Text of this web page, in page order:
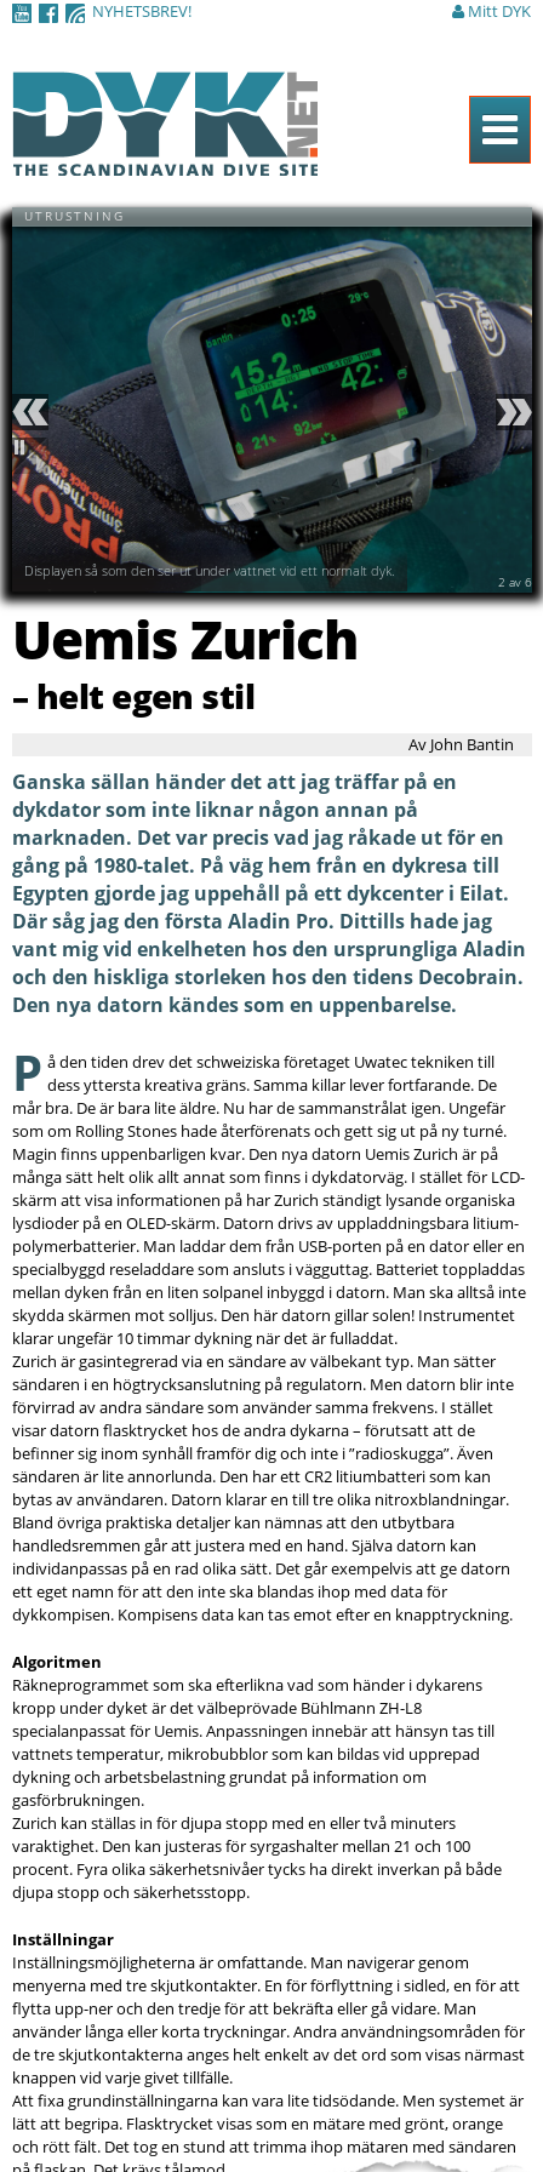
NYHETSBREV! Mitt DYK
Hem
Tidningen
DYK Guiden
Shop
Kontakt
Sök
UTRUSTNING
Displayen så som den ser ut under vattnet vid ett normalt dyk.
Föregående
Pausa
Nästa
2 av 6
Uemis Zurich
– helt egen stil
Av John Bantin
Ganska sällan händer det att jag träffar på en
dykdator som inte liknar någon annan på
marknaden. Det var precis vad jag råkade ut för en
gång på 1980-talet. På väg hem från en dykresa till
Egypten gjorde jag uppehåll på ett dykcenter i Eilat.
Där såg jag den första Aladin Pro. Dittills hade jag
vant mig vid enkelheten hos den ursprungliga Aladin
och den hiskliga storleken hos den tidens Decobrain.
Den nya datorn kändes som en uppenbarelse.
P å den tiden drev det schweiziska företaget Uwatec tekniken till
dess yttersta kreativa gräns. Samma killar lever fortfarande. De
mår bra. De är bara lite äldre. Nu har de sammanstrålat igen. Ungefär
som om Rolling Stones hade återförenats och gett sig ut på ny turné.
Magin finns uppenbarligen kvar. Den nya datorn Uemis Zurich är på
många sätt helt olik allt annat som finns i dykdatorväg. I stället för LCD-
skärm att visa informationen på har Zurich ständigt lysande organiska
lysdioder på en OLED-skärm. Datorn drivs av uppladdningsbara litium-
polymerbatterier. Man laddar dem från USB-porten på en dator eller en
specialbyggd reseladdare som ansluts i vägguttag. Batteriet toppladdas
mellan dyken från en liten solpanel inbyggd i datorn. Man ska alltså inte
skydda skärmen mot solljus. Den här datorn gillar solen! Instrumentet
klarar ungefär 10 timmar dykning när det är fulladdat.
Zurich är gasintegrerad via en sändare av välbekant typ. Man sätter
sändaren i en högtrycksanslutning på regulatorn. Men datorn blir inte
förvirrad av andra sändare som använder samma frekvens. I stället
visar datorn flasktrycket hos de andra dykarna – förutsatt att de
befinner sig inom synhåll framför dig och inte i ”radioskugga”. Även
sändaren är lite annorlunda. Den har ett CR2 litiumbatteri som kan
bytas av användaren. Datorn klarar en till tre olika nitroxblandningar.
Bland övriga praktiska detaljer kan nämnas att den utbytbara
handledsremmen går att justera med en hand. Själva datorn kan
individanpassas på en rad olika sätt. Det går exempelvis att ge datorn
ett eget namn för att den inte ska blandas ihop med data för
dykkompisen. Kompisens data kan tas emot efter en knapptryckning.
Algoritmen
Räkneprogrammet som ska efterlikna vad som händer i dykarens
kropp under dyket är det välbeprövade Bühlmann ZH-L8
specialanpassat för Uemis. Anpassningen innebär att hänsyn tas till
vattnets temperatur, mikrobubblor som kan bildas vid upprepad
dykning och arbetsbelastning grundat på information om
gasförbrukningen.
Zurich kan ställas in för djupa stopp med en eller två minuters
varaktighet. Den kan justeras för syrgashalter mellan 21 och 100
procent. Fyra olika säkerhetsnivåer tycks ha direkt inverkan på både
djupa stopp och säkerhetsstopp.
Inställningar
Inställningsmöjligheterna är omfattande. Man navigerar genom
menyerna med tre skjutkontakter. En för förflyttning i sidled, en för att
flytta upp-ner och den tredje för att bekräfta eller gå vidare. Man
använder långa eller korta tryckningar. Andra användningsområden för
de tre skjutkontakterna anges helt enkelt av det ord som visas närmast
knappen vid varje givet tillfälle.
Att fixa grundinställningarna kan vara lite tidsödande. Men systemet är
lätt att begripa. Flasktrycket visas som en mätare med grönt, orange
och rött fält. Det tog en stund att trimma ihop mätaren med sändaren